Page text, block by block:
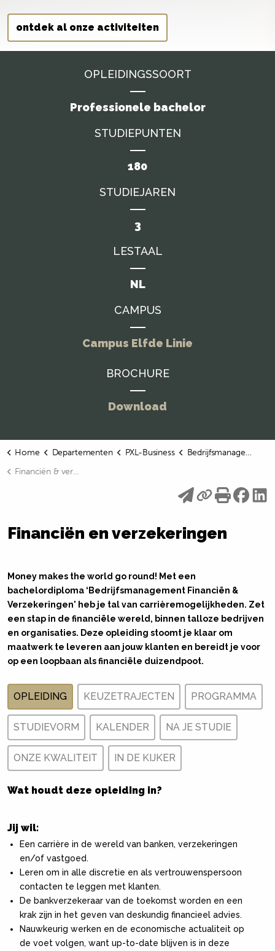
ontdek al onze activiteiten
OPLEIDINGSSOORT
Professionele bachelor
STUDIEPUNTEN
180
STUDIEJAREN
3
LESTAAL
NL
CAMPUS
Campus Elfde Linie
BROCHURE
Download
Home Departementen PXL-Business
Bedrijfsmanagement
Financiën & verzekeringen
Financiën en verzekeringen
Money makes the world go round! Met een
bachelordiploma ‘Bedrijfsmanagement Financiën &
Verzekeringen' heb je tal van carrièremogelijkheden. Zet
een stap in de financiële wereld, binnen talloze bedrijven
en organisaties. Deze opleiding stoomt je klaar om
maatwerk te leveren aan jouw klanten en bereidt je voor
op een loopbaan als financiële duizendpoot.
OPLEIDING KEUZETRAJECTEN PROGRAMMA
STUDIEVORM KALENDER NA JE STUDIE
ONZE KWALITEIT IN DE KIJKER
Wat houdt deze opleiding in?
Jij wil:
Een carrière in de wereld van banken, verzekeringen
en/of vastgoed.
Leren om in alle discretie en als vertrouwenspersoon
contacten te leggen met klanten.
De bankverzekeraar van de toekomst worden en een
krak zijn in het geven van deskundig financieel advies.
Nauwkeurig werken en de economische actualiteit op
de voet volgen, want up-to-date blijven is in deze